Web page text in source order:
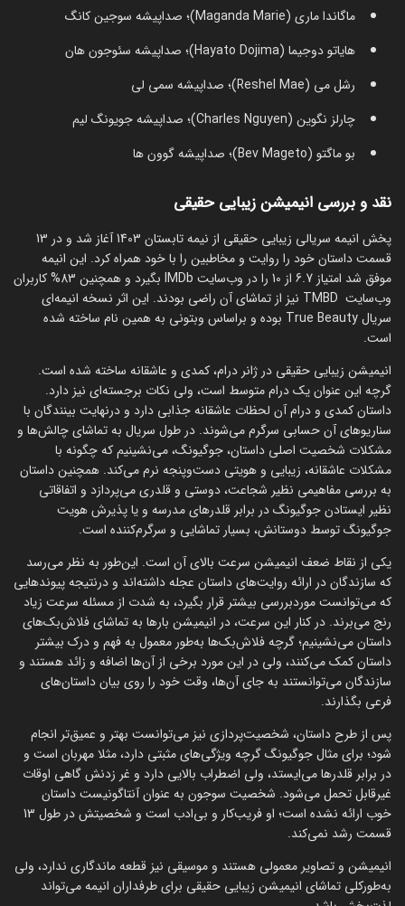
ماگاندا ماری (Maganda Marie)؛ صداپیشه سوجین کانگ
هایاتو دوجیما (Hayato Dojima)؛ صداپیشه سئوجون هان
رشل می (Reshel Mae)؛ صداپیشه سمی لی
چارلز نگوین (Charles Nguyen)؛ صداپیشه جویونگ لیم
بو ماگتو (Bev Mageto)؛ صداپیشه گوون ها
نقد و بررسی انیمیشن زیبایی حقیقی
پخش انیمه سریالی زیبایی حقیقی از نیمه تابستان 1403 آغاز شد و در 13
قسمت داستان خود را روایت و مخاطبین را با خود همراه کرد. این انیمه
موفق شد امتیاز 6.7 از 10 را در وب‌سایت IMDb بگیرد و همچنین 83% کاربران
وب‌سایت TMBD نیز از تماشای آن راضی بودند. این اثر نسخه انیمه‌ای
سریال True Beauty بوده و براساس وبتونی به همین نام ساخته شده
است.
انیمیشن زیبایی حقیقی در ژانر درام، کمدی و عاشقانه ساخته شده است.
گرچه این عنوان یک درام متوسط است، ولی نکات برجسته‌ای نیز دارد.
داستان کمدی و درام آن لحظات عاشقانه جذابی دارد و درنهایت بینندگان با
سناریوهای آن حسابی سرگرم می‌شوند. در طول سریال به تماشای چالش‌ها و
مشکلات شخصیت اصلی داستان، جوگیونگ، می‌نشینیم که چگونه با
مشکلات عاشقانه، زیبایی و هویتی دست‌وپنجه نرم می‌کند. همچنین داستان
به بررسی مفاهیمی نظیر شجاعت، دوستی و قلدری می‌پردازد و اتفاقاتی
نظیر ایستادن جوگیونگ در برابر قلدرهای مدرسه و یا پذیرش هویت
جوگیونگ توسط دوستانش، بسیار تماشایی و سرگرم‌کننده است.
یکی از نقاط ضعف انیمیشن سرعت بالای آن است. این‌طور به نظر می‌رسد
که سازندگان در ارائه روایت‌های داستان عجله داشته‌اند و درنتیجه پیوندهایی
که می‌توانست موردبررسی بیشتر قرار بگیرد، به شدت از مسئله سرعت زیاد
رنج می‌برند. در کنار این سرعت، در انیمیشن بارها به تماشای فلاش‌بک‌های
داستان می‌نشینیم؛ گرچه فلاش‌بک‌ها به‌طور معمول به فهم و درک بیشتر
داستان کمک می‌کنند، ولی در این مورد برخی از آن‌ها اضافه و زائد هستند و
سازندگان می‌توانستند به جای آن‌ها، وقت خود را روی بیان داستان‌های
فرعی بگذارند.
پس از طرح داستان، شخصیت‌پردازی نیز می‌توانست بهتر و عمیق‌تر انجام
شود؛ برای مثال جوگیونگ گرچه ویژگی‌های مثبتی دارد، مثلا مهربان است و
در برابر قلدرها می‌ایستد، ولی اضطراب بالایی دارد و غر زدنش گاهی اوقات
غیرقابل تحمل می‌شود. شخصیت سوجون به عنوان آنتاگونیست داستان
خوب ارائه نشده است؛ او فریب‌کار و بی‌ادب است و شخصیتش در طول 13
قسمت رشد نمی‌کند.
انیمیشن و تصاویر معمولی هستند و موسیقی نیز قطعه ماندگاری ندارد، ولی
به‌طورکلی تماشای انیمیشن زیبایی حقیقی برای طرفداران انیمه می‌تواند